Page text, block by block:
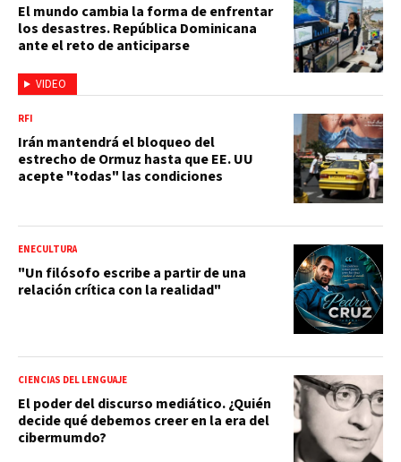
VIDEO
El mundo cambia la forma de enfrentar
los desastres. República Dominicana
ante el reto de anticiparse
RFI
Irán mantendrá el bloqueo del
estrecho de Ormuz hasta que EE. UU
acepte "todas" las condiciones
ENECULTURA
"Un filósofo escribe a partir de una
relación crítica con la realidad"
CIENCIAS DEL LENGUAJE
El poder del discurso mediático. ¿Quién
decide qué debemos creer en la era del
cibermumdo?